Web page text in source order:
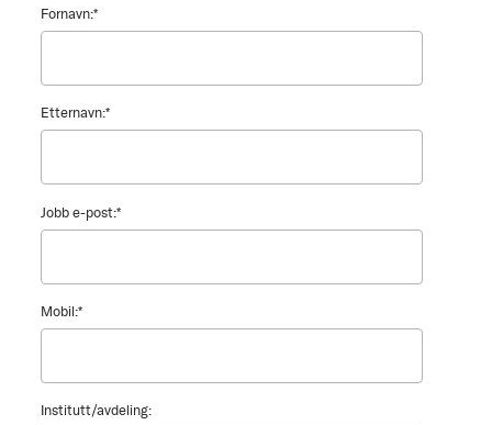
Fornavn:*
Etternavn:*
Jobb e-post:*
Mobil:*
Institutt/avdeling: